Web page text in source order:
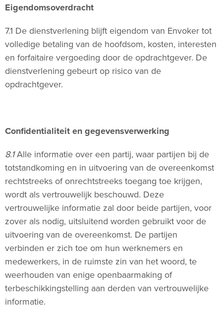
Eigendomsoverdracht
7.1 De dienstverlening blijft eigendom van Envoker tot
volledige betaling van de hoofdsom, kosten, interesten
en forfaitaire vergoeding door de opdrachtgever. De
dienstverlening gebeurt op risico van de
opdrachtgever.
Confidentialiteit en gegevensverwerking
8.1Alle informatie over een partij, waar partijen bij de
totstandkoming en in uitvoering van de overeenkomst
rechtstreeks of onrechtstreeks toegang toe krijgen,
wordt als vertrouwelijk beschouwd. Deze
vertrouwelijke informatie zal door beide partijen, voor
zover als nodig, uitsluitend worden gebruikt voor de
uitvoering van de overeenkomst. De partijen
verbinden er zich toe om hun werknemers en
medewerkers, in de ruimste zin van het woord, te
weerhouden van enige openbaarmaking of
terbeschikkingstelling aan derden van vertrouwelijke
informatie.